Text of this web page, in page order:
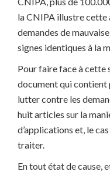
la CNIPA illustre cette
demandes de
signes identiques à la
Pour faire face à cette
document qui contient
lutter contre les
huit articles sur la
d’applications et, le
traiter.
En tout état de cause,